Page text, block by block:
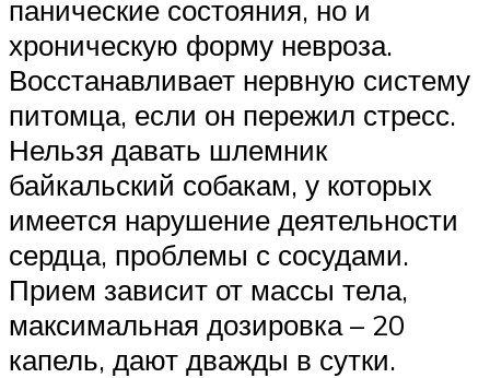
панические состояния, но и
хроническую форму невроза.
Восстанавливает нервную систему
питомца, если он пережил стресс.
Нельзя давать шлемник
байкальский собакам, у которых
имеется нарушение деятельности
сердца, проблемы с сосудами.
Прием зависит от массы тела,
максимальная дозировка – 20
капель, дают дважды в сутки.